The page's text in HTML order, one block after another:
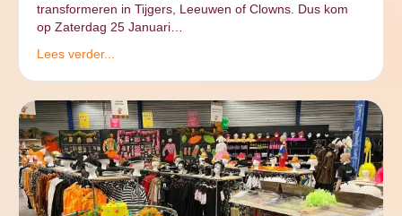
transformeren in Tijgers, Leeuwen of Clowns. Dus kom
op Zaterdag 25 Januari…
Lees verder...